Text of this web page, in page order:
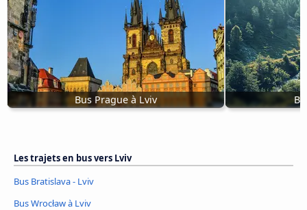
Bus Prague à Lviv
Les trajets en bus vers Lviv
Bus Bratislava - Lviv
Bus Wrocław à Lviv